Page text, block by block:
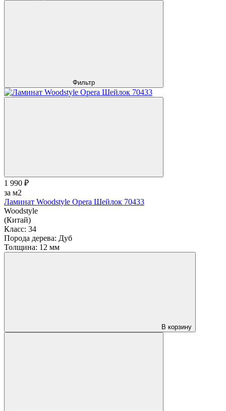
Фильтр
1 990 ₽
за м2
Ламинат Woodstyle Opera Шейлок 70433
Woodstyle
(Китай)
Класс: 34
Порода дерева: Дуб
Толщина: 12 мм
В корзину